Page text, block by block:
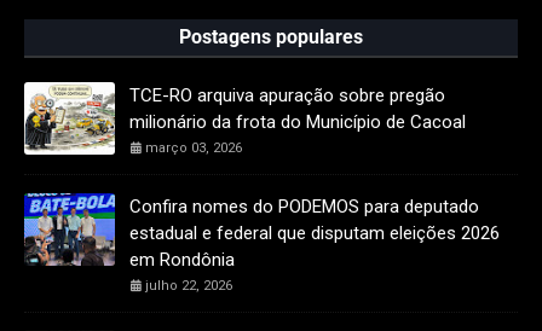
Postagens populares
TCE-RO arquiva apuração sobre pregão
milionário da frota do Município de Cacoal
março 03, 2026
Confira nomes do PODEMOS para deputado
estadual e federal que disputam eleições 2026
em Rondônia
julho 22, 2026